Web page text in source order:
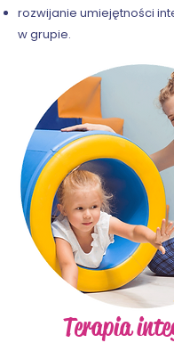
rozwijanie umiejętności
w grupie.
Terapia